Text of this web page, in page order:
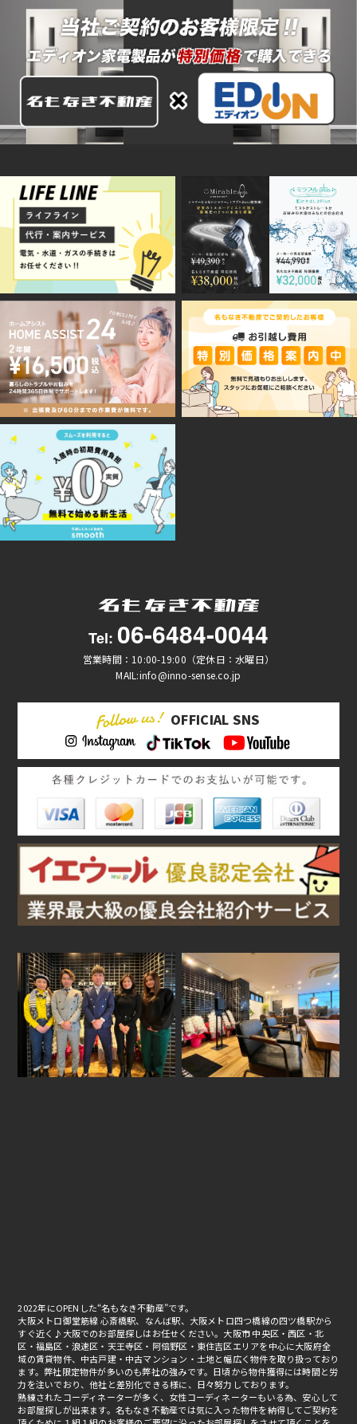
Tel: 06-6484-0044
営業時間：10:00-19:00（定休日：水曜日）
MAIL:info@inno-sense.co.jp
OFFICIAL SNS
2022年にOPENした“名もなき不動産”です。
大阪メトロ御堂筋線 心斎橋駅、なんば駅、大阪メトロ四つ橋線の四ツ橋駅から
すぐ近く♪大阪でのお部屋探しはお任せください。大阪市 中央区・西区・北
区・福島区・浪速区・天王寺区・阿倍野区・東住吉区エリアを中心に大阪府全
域の賃貸物件、中古戸建・中古マンション・土地と幅広く物件を取り扱っており
ます。弊社限定物件が多いのも弊社の強みです。日頃から物件獲得には時間と労
力を注いでおり、他社と差別化できる様に、日々努力しております。
熟練されたコーディネーターが多く、女性コーディネーターもいる為、安心して
お部屋探しが出来ます。名もなき不動産では気に入った物件を納得してご契約を